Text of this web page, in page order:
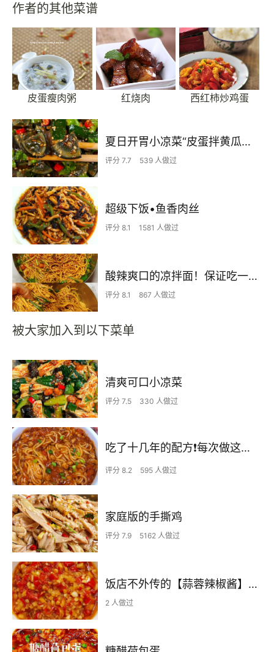
作者的其他菜谱
皮蛋瘦肉粥 红烧肉 西红柿炒鸡蛋
夏日开胃小凉菜“皮蛋拌黄瓜🥒”开胃减脂
评分 7.7 539 人做过
超级下饭•鱼香肉丝
评分 8.1 1581 人做过
酸辣爽口的凉拌面！保证吃一次就上瘾
评分 8.1 867 人做过
被大家加入到以下菜单
清爽可口小凉菜
评分 7.5 330 人做过
吃了十几年的配方❗️每次做这至少吃2碗
评分 8.2 595 人做过
家庭版的手撕鸡
评分 7.9 5162 人做过
饭店不外传的【蒜蓉辣椒酱】自己在家也可以做出
2 人做过